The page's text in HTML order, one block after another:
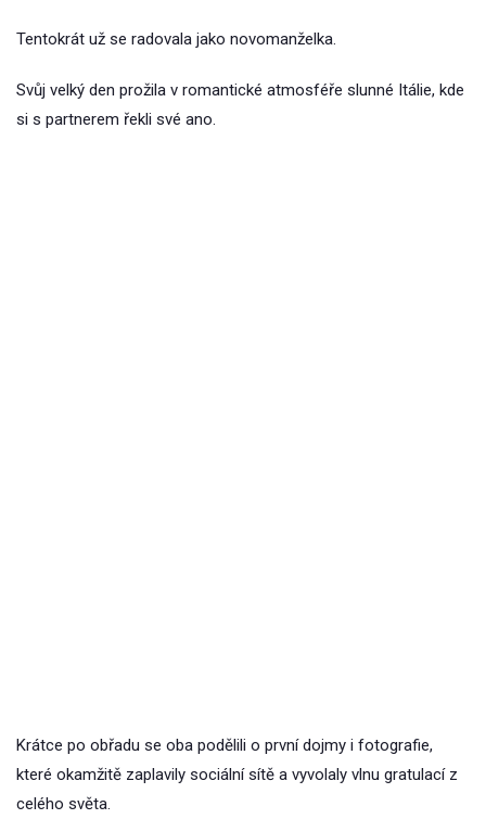
Tentokrát už se radovala jako novomanželka.
Svůj velký den prožila v romantické atmosféře slunné Itálie, kde
si s partnerem řekli své ano.
Krátce po obřadu se oba podělili o první dojmy i fotografie,
které okamžitě zaplavily sociální sítě a vyvolaly vlnu gratulací z
celého světa.